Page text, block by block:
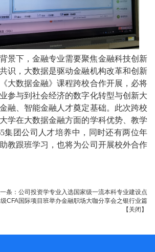
景下，金融专业需要聚焦金融科技创新
识，大数据是驱动金融机构改革和创新
大数据金融》课程跨校合作开展，必将
参与到社会经济的数字化转型与创新大
融、智能金融人才奠定基础。此次跨校
学在大数据金融方面的学科优势、教学
集团公司人才培养中，同时还有两位年
教跟班学习，也将为公司开展校外合作
一条： 公司投资学专业入选国家级一流本科专业建设点
CFA国际项目班举办金融职场大咖分享会之银行业篇
【关闭】